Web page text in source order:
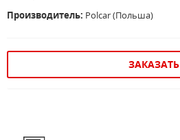
Производитель: Polcar (Польша)
ЗАКАЗАТЬ